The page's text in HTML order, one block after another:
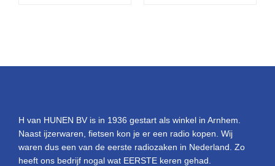
H van HUNEN BV is in 1936 gestart als winkel in Arnhem.
Naast ijzerwaren, fietsen kon je er een radio kopen. Wij
waren dus een van de eerste radiozaken in Nederland. Zo
heeft ons bedrijf nogal wat EERSTE keren gehad.